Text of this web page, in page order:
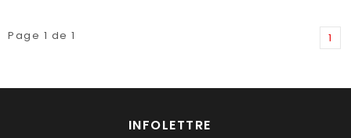
Page 1 de 1 1
INFOLETTRE